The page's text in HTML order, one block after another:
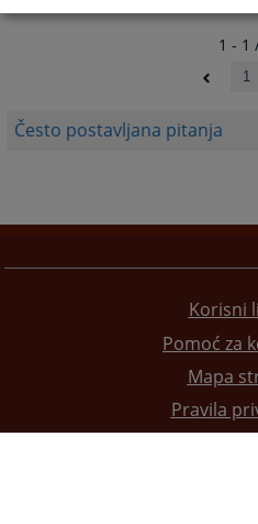
Često postavljana pitanja
1 - 1
1
Korisni
Pomoć za
Mapa
Pravila